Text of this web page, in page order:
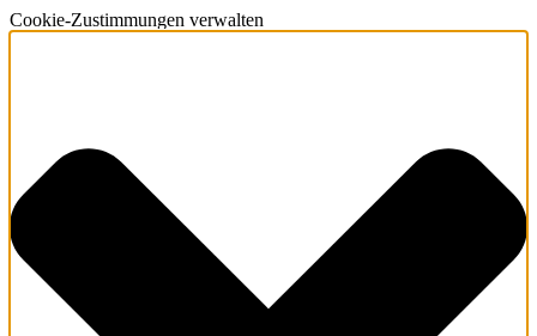
Cookie-Zustimmungen verwalten